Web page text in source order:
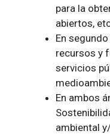
para la
abiertos,
En
recursos y
servicios
En ambos
ambiental